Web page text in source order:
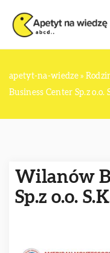
apetyt-na-wiedze»
Business Center Sp.z o.o.
Wilanów
Sp.z o.o.